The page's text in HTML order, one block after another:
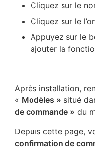
Cliquez sur le
Cliquez sur le
Appuyez sur le
ajouter la
Après installation,
« Modèles » situé
de commande » du
Depuis cette page,
confirmation de